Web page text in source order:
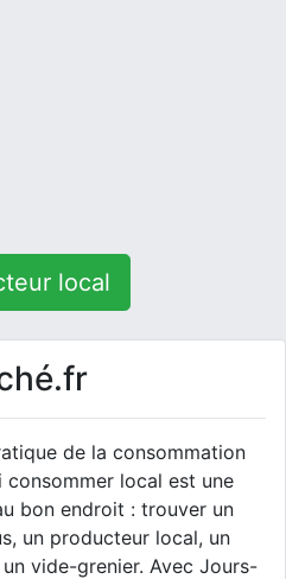
local
de la consommation
consommer local est une
bon endroit : trouver un
un producteur local, un
vide-grenier. Avec Jours-